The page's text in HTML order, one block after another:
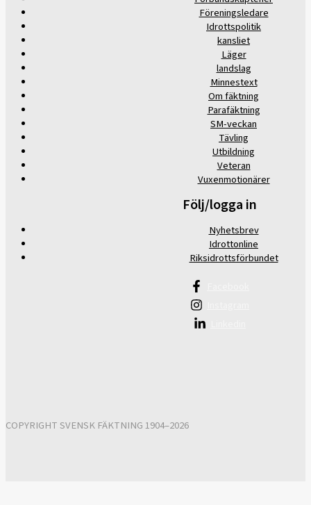
Föreningsledare
Idrottspolitik
kansliet
Läger
landslag
Minnestext
Om fäktning
Parafäktning
SM-veckan
Tävling
Utbildning
Veteran
Vuxenmotionärer
Följ/logga in
Nyhetsbrev
Idrottonline
Riksidrottsförbundet
COPYRIGHT SVENSK FÄKTNING 1904–2026